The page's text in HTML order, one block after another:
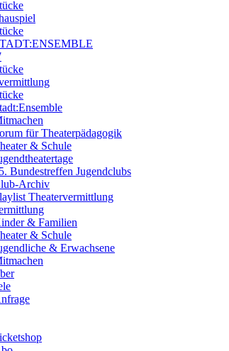
für Theaterpädagogik
& Schule
Bundestreffen Jugendclubs
Archiv
Theatervermittlung
& Familien
& Schule
& Erwachsene